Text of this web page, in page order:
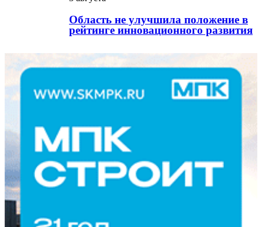
Область не улучшила положение в
рейтинге инновационного развития